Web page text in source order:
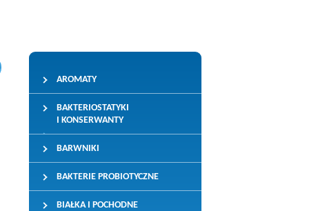
AROMATY
BAKTERIOSTATYKI
I KONSERWANTY
BARWNIKI
BAKTERIE PROBIOTYCZNE
BIAŁKA I POCHODNE